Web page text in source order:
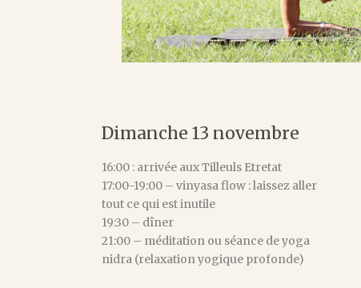
Dimanche 13 novembre
16:00 : arrivée aux Tilleuls Etretat
17:00-19:00 – vinyasa flow : laissez aller
tout ce qui est inutile
19:30 – dîner
21:00 – méditation ou séance de yoga
nidra (relaxation yogique profonde)